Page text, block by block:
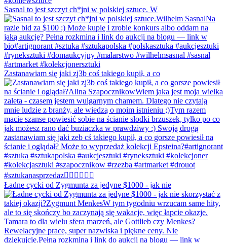
Sasnal to jest szczyt ch*jni w polskiej sztuce. W
Zastanawiam się jaki zj3b coś takiego kupił, a co
Ładne cycki od Zygmunta za jedyne $1000 - jak nie